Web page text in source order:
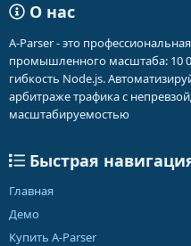
О нас
A-Parser - это
промышленного масштаба: 10
гибкость Node.js.
арбитраже трафика с
масштабируемостью
Быстрая
Главная
Демо
Купить A-Parser